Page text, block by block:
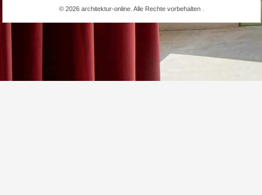
© 2026 architektur-online. Alle Rechte vorbehalten .